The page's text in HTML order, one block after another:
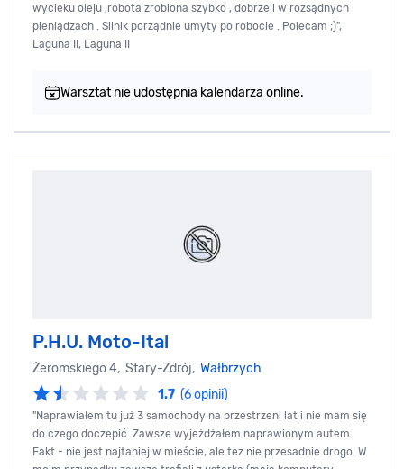
wycieku oleju ,robota zrobiona szybko , dobrze i w rozsądnych
pieniądzach . Silnik porządnie umyty po robocie . Polecam ;)",
Laguna II, Laguna II
Warsztat nie udostępnia kalendarza online.
P.H.U. Moto-Ital
Żeromskiego 4, Stary-Zdrój, Wałbrzych
1.7 (6 opinii)
"Naprawiałem tu już 3 samochody na przestrzeni lat i nie mam się
do czego doczepić. Zawsze wyjeżdżałem naprawionym autem.
Fakt - nie jest najtaniej w mieście, ale tez nie przesadnie drogo. W